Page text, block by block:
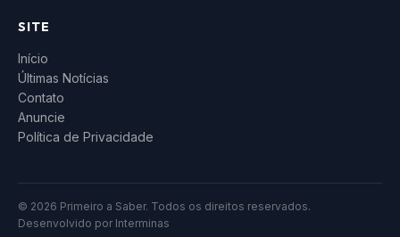
SITE
Início
Últimas Notícias
Contato
Anuncie
Política de Privacidade
© 2026 Primeiro a Saber. Todos os direitos reservados.
Desenvolvido por Interminas